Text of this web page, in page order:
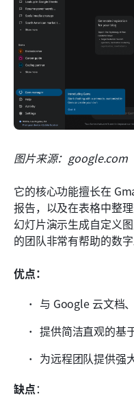
图片来源：google.com
它的核心功能擅长在
报告，以及在表格中整
幻灯片演示生成自定义
的团队非常有帮助的数字
优点：
与 Google 云文档
提供简洁直观的基
为远程团队提供强
缺点：